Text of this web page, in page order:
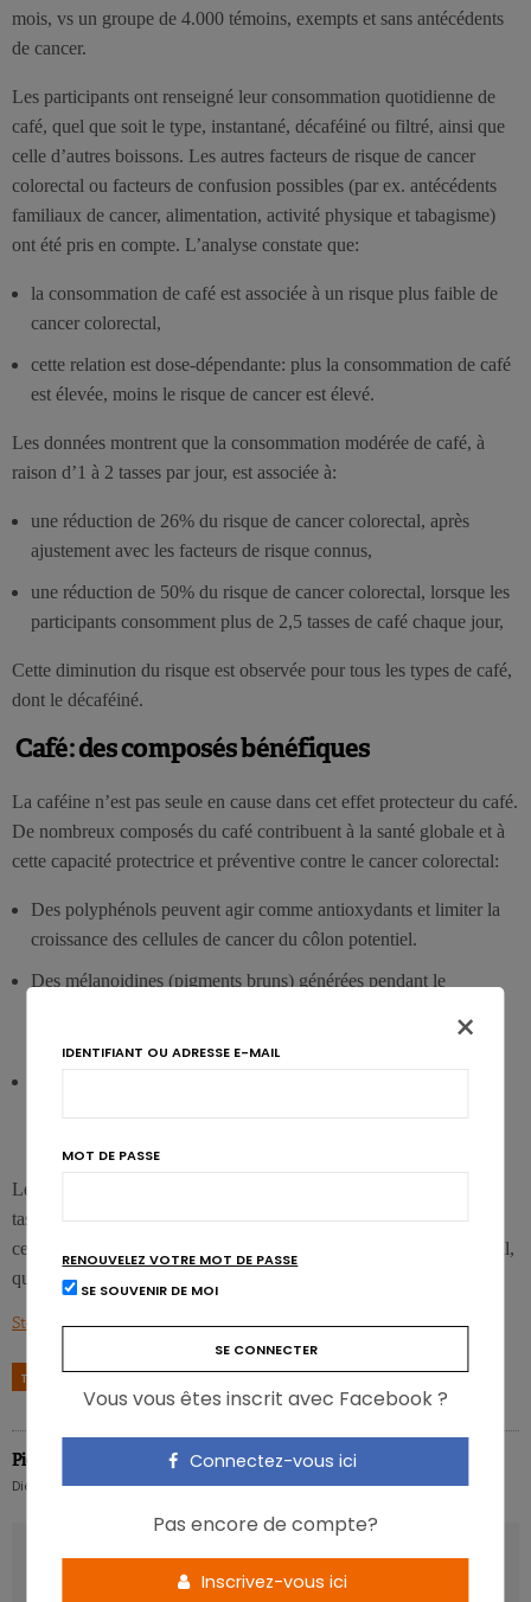
mois, vs un groupe de 4.000 témoins, exempts et sans antécédents
de cancer.
Les participants ont renseigné leur consommation quotidienne de
café, quel que soit le type, instantané, décaféiné ou filtré, ainsi que
celle d’autres boissons. Les autres facteurs de risque de cancer
colorectal ou facteurs de confusion possibles (par ex. antécédents
familiaux de cancer, alimentation, activité physique et tabagisme)
ont été pris en compte. L’analyse constate que:
la consommation de café est associée à un risque plus faible de
cancer colorectal,
cette relation est dose-dépendante: plus la consommation de café
est élevée, moins le risque de cancer est élevé.
Les données montrent que la consommation modérée de café, à
raison d’1 à 2 tasses par jour, est associée à:
une réduction de 26% du risque de cancer colorectal, après
ajustement avec les facteurs de risque connus,
une réduction de 50% du risque de cancer colorectal, lorsque les
participants consomment plus de 2,5 tasses de café chaque jour,
Cette diminution du risque est observée pour tous les types de café,
dont le décaféiné.
Café: des composés bénéfiques
La caféine n’est pas seule en cause dans cet effet protecteur du café.
De nombreux composés du café contribuent à la santé globale et à
cette capacité protectrice et préventive contre le cancer colorectal:
Des polyphénols peuvent agir comme antioxydants et limiter la
croissance des cellules de cancer du côlon potentiel.
Des mélanoidines (pigments bruns) générées pendant le
Les niveaux de ces différents composés bénéfiques varient, par
tasse de café, en fonction de la méthode de fabrication, cependant
ces données révèlent une diminution du risque de cancer colorectal,
quelles que soient la saveur ou la forme du café consommé.
Stephanie L. Schmit, Cancer Epidemiol Biomarkers Prev, April 2016, 25; 634.
TAGS
Pierre Pérochon
Diététicien nutritionniste hospitalier
Danse et santé cardiovasculaire: un duo gagnant
×
IDENTIFIANT OU ADRESSE E-MAIL
MOT DE PASSE
RENOUVELEZ VOTRE MOT DE PASSE
SE SOUVENIR DE MOI
Vous vous êtes inscrit avec Facebook ?
Connectez-vous ici
Pas encore de compte?
Inscrivez-vous ici